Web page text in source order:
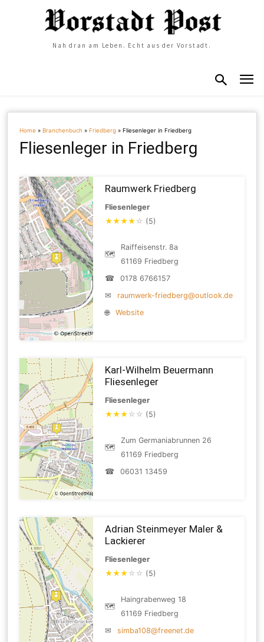
Nah dran am Leben. Echt aus der Vorstadt.
Home »Branchenbuch »Friedberg »Fliesenleger in Friedberg
Fliesenleger in Friedberg
Raumwerk Friedberg
Fliesenleger
★★★★ ☆ (5)
🗺
Raiffeisenstr. 8a
61169 Friedberg
☎
0178 6766157
✉
raumwerk-friedberg@outlook.de
🌐
Website
Karl-Wilhelm Beuermann
Fliesenleger
Fliesenleger
★★★ ☆ ☆ (5)
🗺
Zum Germaniabrunnen 26
61169 Friedberg
☎
06031 13459
Adrian Steinmeyer Maler &
Lackierer
Fliesenleger
★★★ ☆ ☆ (5)
🗺
Haingrabenweg 18
61169 Friedberg
✉
simba108@freenet.de